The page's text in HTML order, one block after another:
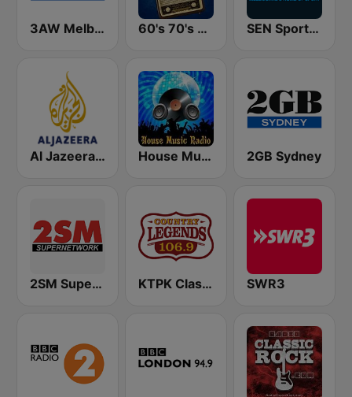
3AW Melbourne 60's 70's Oldies SEN Sports 1116 AM
Al Jazeera Arabic (قناة الجزيرة) House Music Radio 2GB Sydney
2SM Super Radio KTPK Classic Country 106.9 SWR3